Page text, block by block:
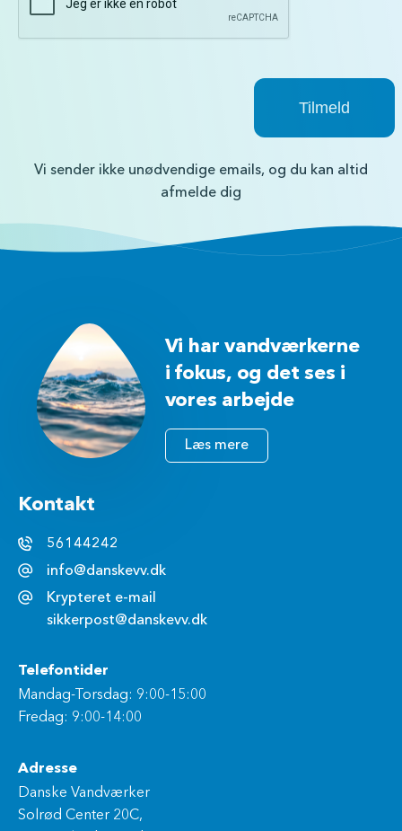
Vi sender ikke unødvendige emails, og du kan altid
afmelde dig
Vi har vandværkerne
i fokus, og det ses i
vores arbejde
Læs mere
Kontakt
56144242
info@danskevv.dk
Krypteret e-mail
sikkerpost@danskevv.dk
Telefontider
Mandag-Torsdag: 9:00-15:00
Fredag: 9:00-14:00
Adresse
Danske Vandværker
Solrød Center 20C,